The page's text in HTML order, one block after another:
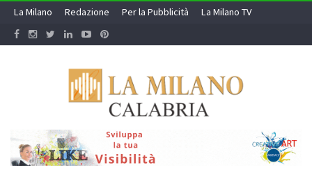
Skip
content
La Milano Redazione Per la Pubblicità La Milano TV